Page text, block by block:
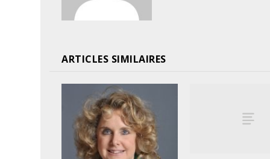
ARTICLES SIMILAIRES